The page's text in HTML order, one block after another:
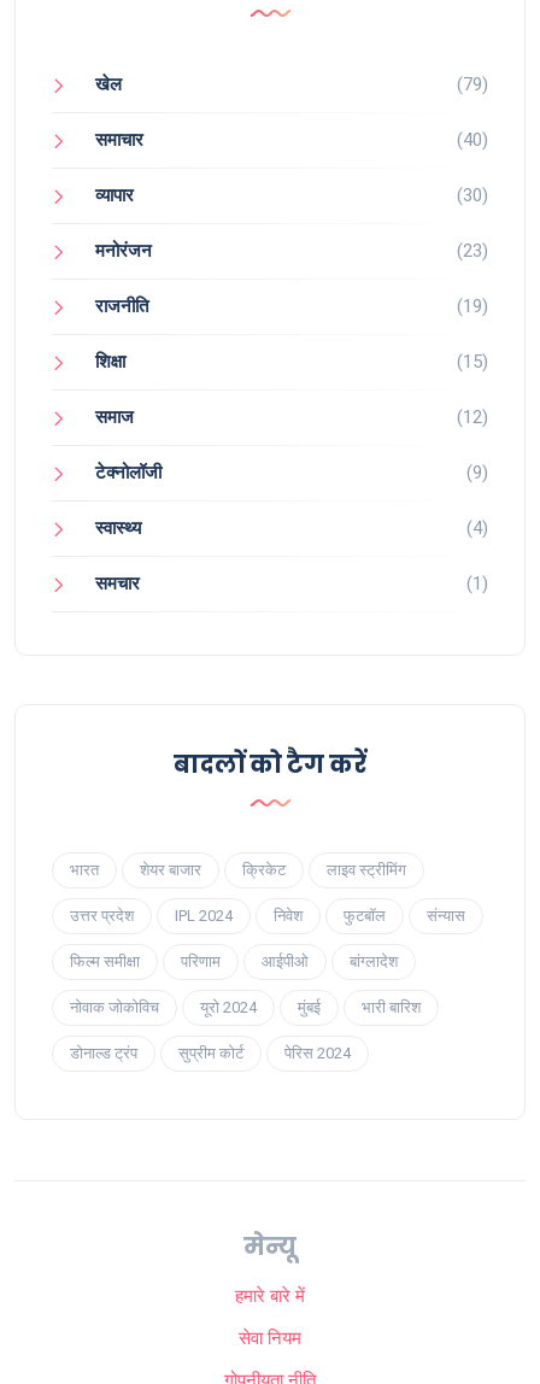
खेल (79)
समाचार (40)
व्यापार (30)
मनोरंजन (23)
राजनीति (19)
शिक्षा (15)
समाज (12)
टेक्नोलॉजी (9)
स्वास्थ्य (4)
समचार (1)
बादलों को टैग करें
भारत शेयर बाजार क्रिकेट लाइव स्ट्रीमिंग
उत्तर प्रदेश IPL 2024 निवेश फुटबॉल संन्यास
फिल्म समीक्षा परिणाम आईपीओ बांग्लादेश
नोवाक जोकोविच यूरो 2024 मुंबई भारी बारिश
डोनाल्ड ट्रंप सुप्रीम कोर्ट पेरिस 2024
मेन्यू
हमारे बारे में
सेवा नियम